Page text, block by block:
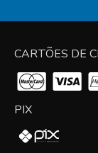
CARTÕES DE
PIX